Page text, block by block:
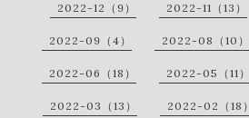
2022-12（9） 2022-11（13）
2022-09（4） 2022-08（10）
2022-06（18） 2022-05（11）
2022-03（13） 2022-02（18）